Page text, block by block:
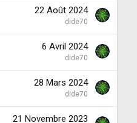
22 Août 2024
dide70
6 Avril 2024
dide70
28 Mars 2024
dide70
21 Novembre 2023